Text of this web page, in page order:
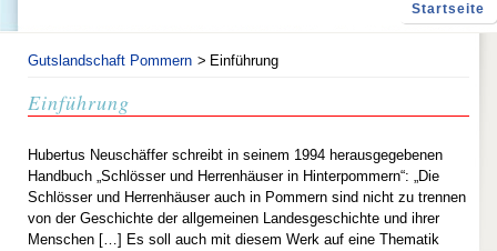
Startseite
Gutslandschaft Pommern Einführung
Einführung
Hubertus Neuschäffer schreibt in seinem 1994 herausgegebenen
Handbuch „Schlösser und Herrenhäuser in Hinterpommern“: „Die
Schlösser und Herrenhäuser auch in Pommern sind nicht zu trennen
von der Geschichte der allgemeinen Landesgeschichte und ihrer
Menschen […] Es soll auch mit diesem Werk auf eine Thematik